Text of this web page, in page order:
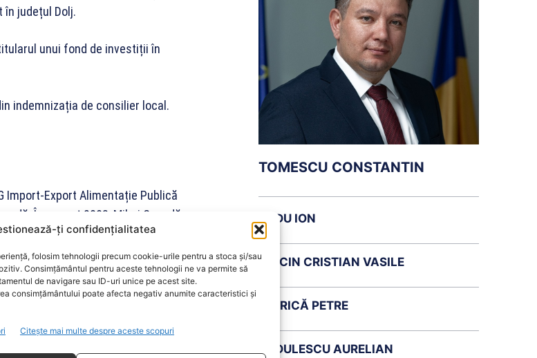
ți confidențialitatea
folosim tehnologii precum cookie-urile pentru a stoca și/sau
Consimțământul pentru aceste tehnologii ne va permite să
de navigare sau ID-uri unice pe acest site.
consimțământului poate afecta negativ anumite caracteristici și
Citește mai multe despre aceste scopuri
județul Dolj.
unui fond de investiții în
indemnizația de consilier local.
Import-Export Alimentație Publică
În august 2003, Mihai Coandă
al SC Cișmigiu SA. La
Export Alimentație Publică
Export Alimentație Publică SRL
TOMESCU CONSTANTIN
RADU ION
DOICIN CRISTIAN VASILE
CHIRICĂ PETRE
BĂDULESCU AURELIAN